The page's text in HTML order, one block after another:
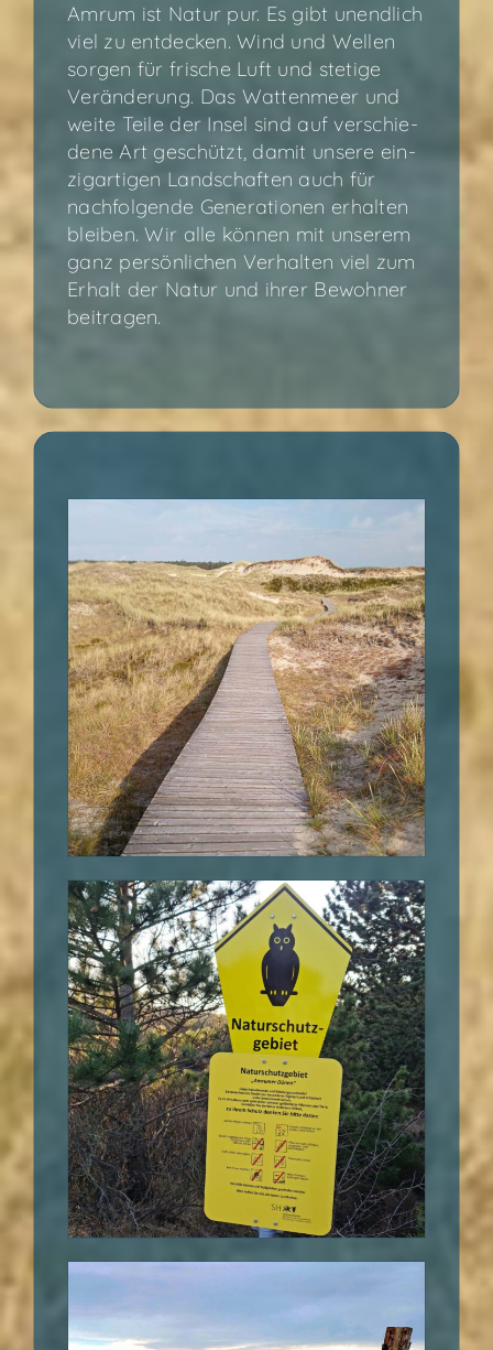
Amrum ist Natur pur. Es gibt unend­lich
viel zu ent­de­cken. Wind und Wel­len
sor­gen für fri­sche Luft und ste­ti­ge
Ver­än­de­rung. Das Wat­ten­meer und
wei­te Tei­le der Insel sind auf ver­schie­
de­ne Art geschützt, damit unse­re ein­
zig­ar­ti­gen Land­schaf­ten auch für
nach­fol­gen­de Gene­ra­tio­nen erhal­ten
blei­ben. Wir alle kön­nen mit unse­rem
ganz per­sön­li­chen Ver­hal­ten viel zum
Erhalt der Natur und ihrer Bewoh­ner
beitragen.